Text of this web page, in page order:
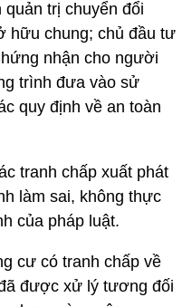
trị chuyển đổi
hữu chung; chủ đầu tư
nhận cho người
trình đưa vào sử
quy định về an toàn
tranh chấp xuất phát
làm sai, không thực
của pháp luật.
cư có tranh chấp về
được xử lý tương đối